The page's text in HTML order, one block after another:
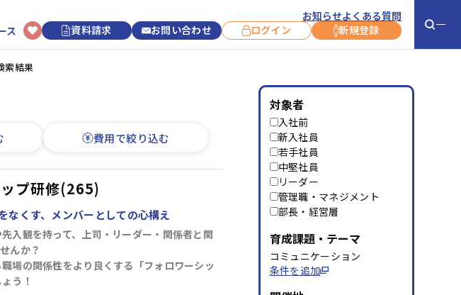
お知らせよくある質問
ス 資料請求 お問い合わせ ログイン 新規登録
修
ン研修
人材育成
ューションズについて
お役立ち情報
お客さま事例
コラム
キャンペーン
ついて
よくあるご質問
索結果
費用で絞り込む
プ研修(265)
なくす、メンバーとしての心構え
入観を持って、上司・リーダー・関係者と関
んか？
場の関係性をより良くする「フォロワーシッ
う！
対象者
入社前
新入社員
若手社員
中堅社員
リーダー
管理職・マネジメント
部長・経営層
育成課題・テーマ
コミュニケーション
条件を追加